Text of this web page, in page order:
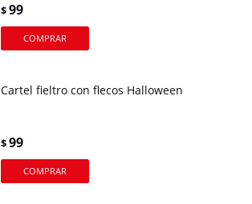
$99
Cartel fieltro con flecos Halloween
$99